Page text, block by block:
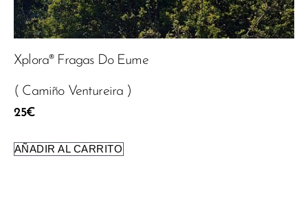
Xplora® Fragas Do Eume
( Camiño Ventureira )
25€
AÑADIR AL CARRITO